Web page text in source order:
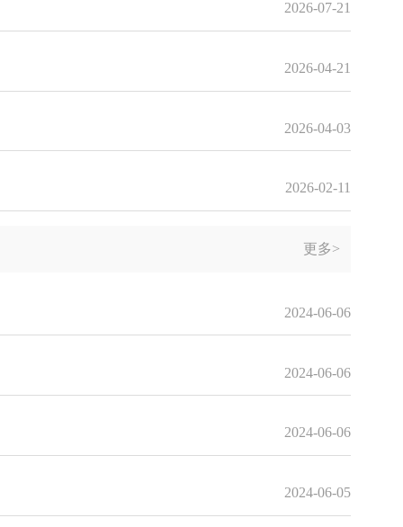
2026-07-21
2026-04-21
2026-04-03
2026-02-11
更多>
2024-06-06
2024-06-06
2024-06-06
2024-06-05